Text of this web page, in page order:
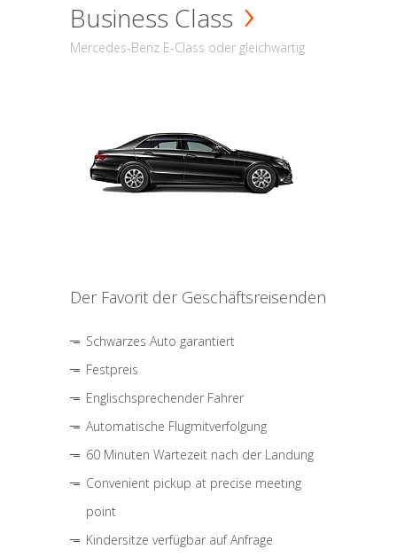
Business Class
Mercedes-Benz E-Class oder gleichwärtig
Der Favorit der Geschäftsreisenden
Schwarzes Auto garantiert
Festpreis
Englischsprechender Fahrer
Automatische Flugmitverfolgung
60 Minuten Wartezeit nach der Landung
Convenient pickup at precise meeting
point
Kindersitze verfügbar auf Anfrage